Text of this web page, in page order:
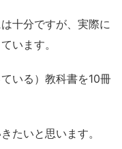
十分ですが、実際に
います。
いる）教科書を10冊
たいと思います。